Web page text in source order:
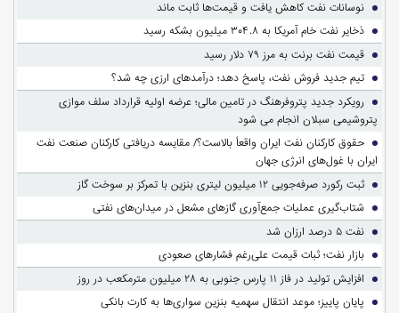
نوسانات نفت کاهش یافت و قیمت‌ها ثابت ماند
ذخایر نفت خام آمریکا به ۳۰۴.۸ میلیون بشکه رسید
قیمت نفت برنت به مرز ۷۹ دلار رسید
تیم جدید فروش نفت، پاسخ دهد؛ درآمدهای ارزی چه شد؟
رویکرد جدید پتروفرهنگ در تامین مالی؛ عرضه اولیه قرارداد سلف موازی
پتروشیمی سبلان انجام می شود
حقوق کارکنان نفت ایران واقعاً بالاست؟/ مقایسه دریافتی کارکنان صنعت نفت
ایران با غول‌های انرژی جهان
ثبت رکورد صرفه‌جویی ۱۲ میلیون لیتری بنزین با تمرکز بر سوخت گاز
شتاب‌گیری عملیات جمع‌آوری گازهای مشعل در میدان‌های نفتی
نفت ۵ درصد ارزان شد
بازار نفت؛ ثبات قیمت علی‌رغم فشارهای صعودی
افزایش تولید در فاز ۱۱ پارس جنوبی به ۲۸ میلیون مترمکعب در روز
پایان پاییز؛ موعد انتقال سهمیه بنزین سواری‌ها به کارت بانکی